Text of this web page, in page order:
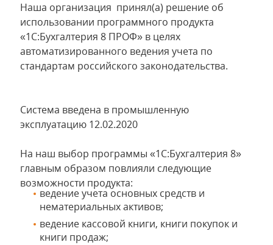
Наша организация принял(а) решение об
использовании программного продукта
«1С:Бухгалтерия 8 ПРОФ» в целях
автоматизированного ведения учета по
стандартам российского законодательства.
Система введена в промышленную
эксплуатацию 12.02.2020
На наш выбор программы «1С:Бухгалтерия 8»
главным образом повлияли следующие
возможности продукта:
ведение учета основных средств и
нематериальных активов;
ведение кассовой книги, книги покупок и
книги продаж;